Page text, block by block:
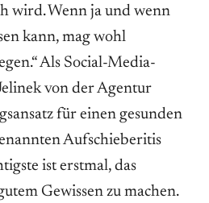
wird. Wenn ja und wenn
kann, mag wohl
Als Social-Media-
von der Agentur
für einen gesunden
Aufschieberitis
ist erstmal, das
Gewissen zu machen.